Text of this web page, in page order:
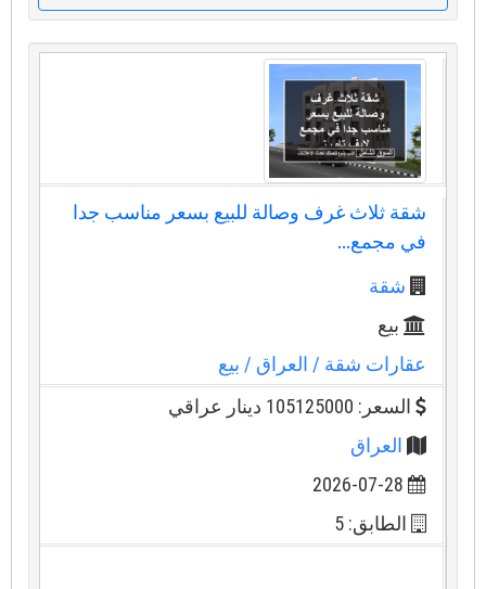
شقة ثلاث غرف وصالة للبيع بسعر مناسب جدا
في مجمع...
شقة
بيع
عقارات شقة / العراق/ بيع
السعر: 105125000 دينار عراقي
العراق
2026-07-28
الطابق: 5